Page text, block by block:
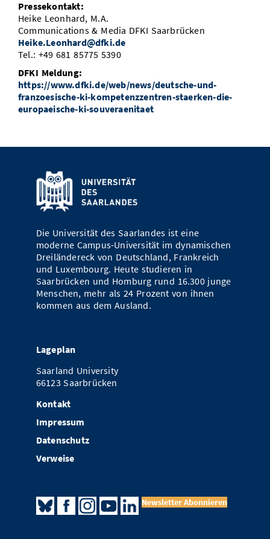
Pressekontakt:
Heike Leonhard, M.A.
Communications & Media DFKI Saarbrücken
Heike.Leonhard@dfki.de
Tel.: +49 681 85775 5390
DFKI Meldung:
https://www.dfki.de/web/news/deutsche-und-
franzoesische-ki-kompetenzzentren-staerken-die-
europaeische-ki-souveraenitaet
Die Universität des Saarlandes ist eine
moderne Campus-Universität im dynamischen
Dreiländereck von Deutschland, Frankreich
und Luxembourg. Heute studieren in
Saarbrücken und Homburg rund 16.300 junge
Menschen, mehr als 24 Prozent von ihnen
kommen aus dem Ausland.
Lageplan
Saarland University
66123 Saarbrücken
Kontakt
Impressum
Datenschutz
Verweise
Newsletter Abonnieren